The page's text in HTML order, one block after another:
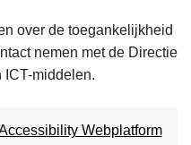
over de toegankelijkheid
nemen met de Directie
ICT-middelen.
Webplatform